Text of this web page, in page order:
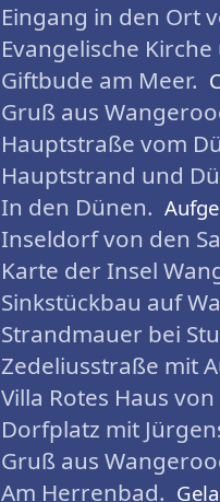
Eingang in den Ort
Evangelische
Giftbude am Meer.
Gruß aus
Hauptstraße vom
Hauptstrand und
In den Dünen.
Inseldorf von den
Karte der Insel
Sinkstückbau auf
Strandmauer bei
Zedeliusstraße mit
Villa Rotes Haus
Dorfplatz mit
Gruß aus
Am Herrenbad.